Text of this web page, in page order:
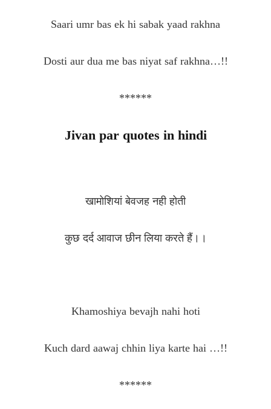
Saari umr bas ek hi sabak yaad rakhna
Dosti aur dua me bas niyat saf rakhna…!!
******
Jivan par quotes in hindi
खामोशियां बेवजह नही होती
कुछ दर्द आवाज छीन लिया करते हैं।।
Khamoshiya bevajh nahi hoti
Kuch dard aawaj chhin liya karte hai …!!
******